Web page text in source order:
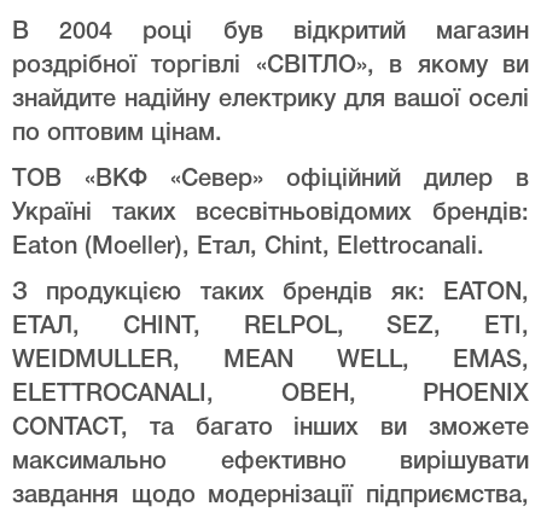
В 2004 році був відкритий магазин
роздрібної торгівлі «СВІТЛО», в якому ви
знайдите надійну електрику для вашої оселі
по оптовим цінам.
ТОВ «ВКФ «Север» офіційний дилер в
Україні таких всесвітньовідомих брендів:
Eaton (Moeller), Етал, Chint, Elettrocanali.
З продукцією таких брендів як: EATON,
ЕТАЛ, CHINT, RELPOL, SEZ, ETI,
WEIDMULLER, MEAN WELL, EMAS,
ELETTROCANALI, ОВЕН, PHOENIX
CONTACT, та багато інших ви зможете
максимально ефективно вирішувати
завдання щодо модернізації підприємства,